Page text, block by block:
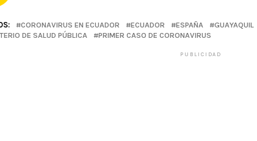
CORONAVIRUS EN ECUADOR ECUADOR ESPAÑA GUAYAQUIL
DE SALUD PÚBLICA
PRIMER CASO DE CORONAVIRUS
PUBLICIDAD